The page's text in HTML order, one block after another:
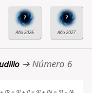
? ?
➔ Número 6